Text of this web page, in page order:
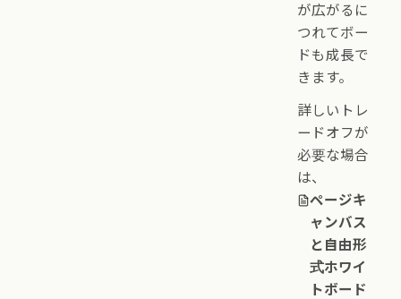
が広がるに
つれてボー
ドも成長で
きます。
詳しいトレ
ードオフが
必要な場合
は、
ページキ
ャンバス
と自由形
式ホワイ
トボード